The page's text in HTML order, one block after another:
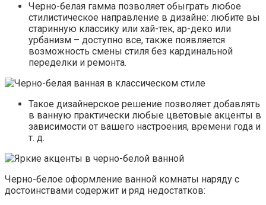
Черно-белая гамма позволяет обыграть любое
стилистическое направление в дизайне: любите вы
старинную классику или хай-тек, ар-деко или
урбанизм – доступно все, также появляется
возможность смены стиля без кардинальной
переделки и ремонта.
Такое дизайнерское решение позволяет добавлять
в ванную практически любые цветовые акценты в
зависимости от вашего настроения, времени года и
т. д.
Черно-белое оформление ванной комнаты наряду с
достоинствами содержит и ряд недостатков: